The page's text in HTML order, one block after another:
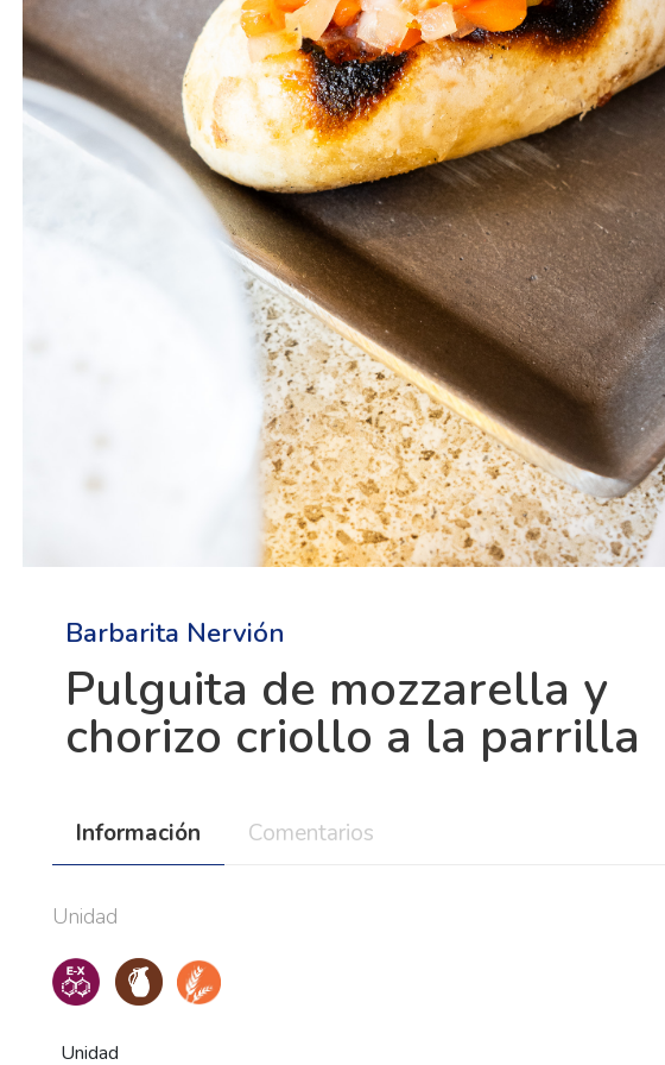
Barbarita Nervión
Pulguita de mozzarella y
chorizo criollo a la parrilla
Información Comentarios
Unidad
Unidad